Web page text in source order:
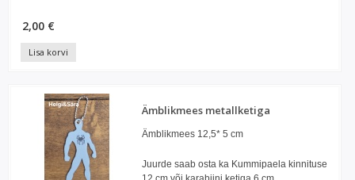
2,00 €
Lisa korvi
Ämblikmees metallketiga
Ämblikmees 12,5* 5 cm
Juurde saab osta ka Kummipaela kinnituse